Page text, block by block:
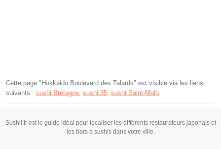
Cette page "Hokkaido Boulevard des Talards" est visible via les liens
suivants : sushi Bretagne, sushi 35, sushi Saint-Malo.
Sushii.fr est le guide idéal pour localiser les différents restaurateurs japonais et
les bars à sushis dans votre ville.